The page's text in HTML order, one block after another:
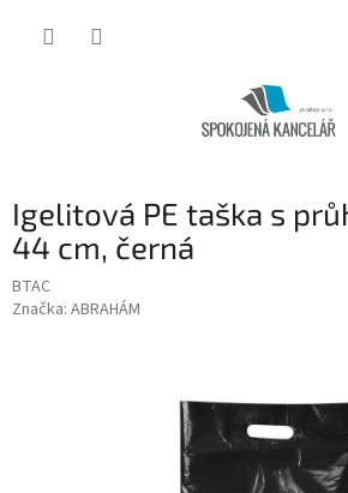
Igelitová PE taška s
44 cm, černá
BTAC
Značka: ABRAHÁM